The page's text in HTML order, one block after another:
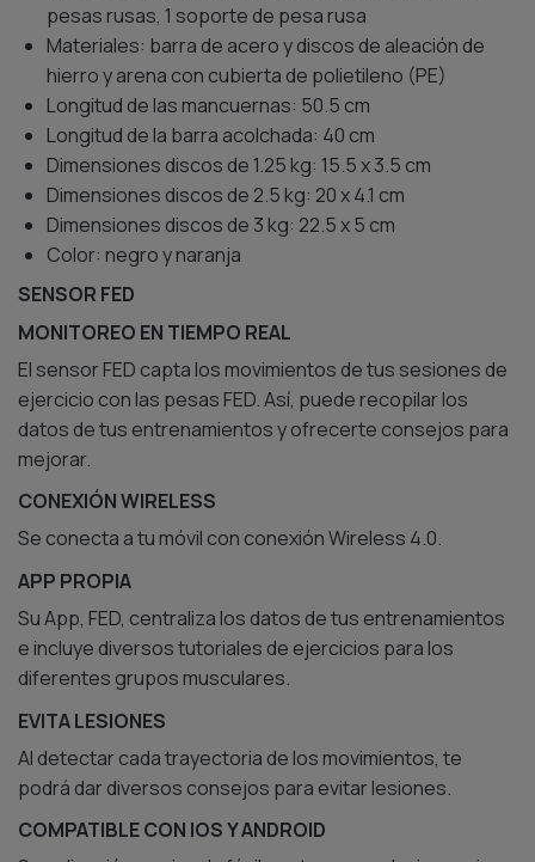
pesas rusas, 1 soporte de pesa rusa
Materiales: barra de acero y discos de aleación de
hierro y arena con cubierta de polietileno (PE)
Longitud de las mancuernas: 50.5 cm
Longitud de la barra acolchada: 40 cm
Dimensiones discos de 1.25 kg: 15.5 x 3.5 cm
Dimensiones discos de 2.5 kg: 20 x 4.1 cm
Dimensiones discos de 3 kg: 22.5 x 5 cm
Color: negro y naranja
SENSOR FED
MONITOREO EN TIEMPO REAL
El sensor FED capta los movimientos de tus sesiones de
ejercicio con las pesas FED. Así, puede recopilar los
datos de tus entrenamientos y ofrecerte consejos para
mejorar.
CONEXIÓN WIRELESS
Se conecta a tu móvil con conexión Wireless 4.0.
APP PROPIA
Su App, FED, centraliza los datos de tus entrenamientos
e incluye diversos tutoriales de ejercicios para los
diferentes grupos musculares.
EVITA LESIONES
Al detectar cada trayectoria de los movimientos, te
podrá dar diversos consejos para evitar lesiones.
COMPATIBLE CON IOS Y ANDROID